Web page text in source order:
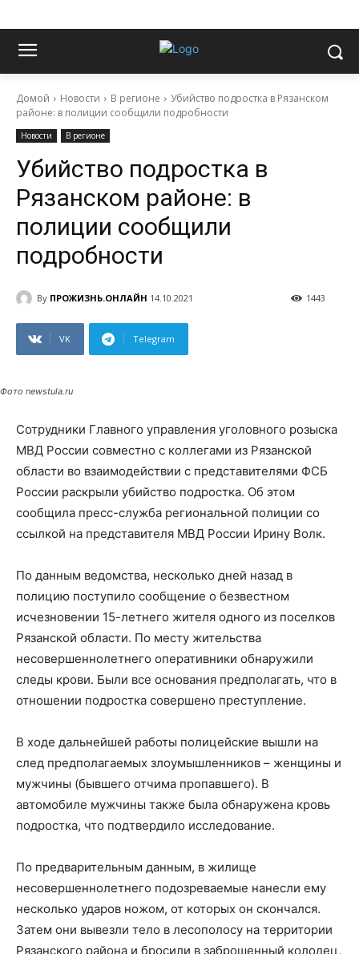
Домой Новости В регионе
Убийство подростка в Рязанском
районе: в полиции сообщили подробности
Новости В регионе
Убийство подростка в
Рязанском районе: в
полиции сообщили
подробности
By ПРОЖИЗНЬ.ОНЛАЙН 14.10.2021 1443
VK Telegram
Фото newstula.ru
Сотрудники Главного управления уголовного розыска
МВД России совместно с коллегами из Рязанской
области во взаимодействии с представителями ФСБ
России раскрыли убийство подростка. Об этом
сообщила пресс-служба региональной полиции со
ссылкой на представителя МВД России Ирину Волк.
По данным ведомства, несколько дней назад в
полицию поступило сообщение о безвестном
исчезновении 15-летнего жителя одного из поселков
Рязанской области. По месту жительства
несовершеннолетнего оперативники обнаружили
следы крови. Были все основания предполагать, что в
отношении подростка совершено преступление.
В ходе дальнейшей работы полицейские вышли на
след предполагаемых злоумышленников – женщины и
мужчины (бывшего отчима пропавшего). В
автомобиле мужчины также была обнаружена кровь
подростка, что подтвердило исследование.
По предварительным данным, в жилище
несовершеннолетнего подозреваемые нанесли ему
несколько ударов ножом, от которых он скончался.
Затем они вывезли тело в лесополосу на территории
Рязанского района и бросили в заброшенный колодец,